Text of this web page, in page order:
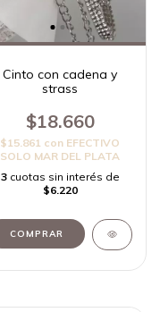
Cinto con cadena y
strass
$18.660
$15.861 con EFECTIVO
SOLO MAR DEL PLATA
3 cuotas sin interés de
$6.220
COMPRAR